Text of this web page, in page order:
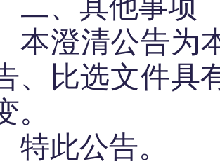
二、其他事项
本澄清公告为
、比选文件具
。
特此公告。